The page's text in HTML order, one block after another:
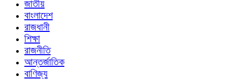
জাতীয়
বাংলাদেশ
রাজধানী
শিক্ষা
রাজনীতি
আন্তর্জাতিক
বাণিজ্য